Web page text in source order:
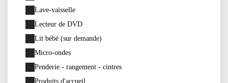
Lave-vaisselle
Lecteur de DVD
Lit bébé (sur demande)
Micro-ondes
Penderie - rangement - cintres
Produits d'accueil